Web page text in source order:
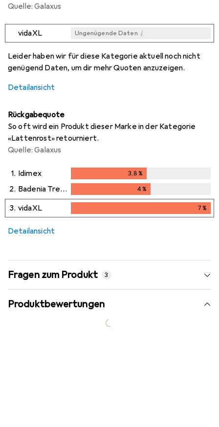
Quelle: Galaxus
vidaXL Ungenügende Daten i
Leider haben wir für diese Kategorie aktuell noch nicht
genügend Daten, um dir mehr Quoten anzuzeigen.
Detailansicht
Rückgabequote
So oft wird ein Produkt dieser Marke in der Kategorie
«Lattenrost» retourniert.
Quelle: Galaxus
1. Idimex 3,8%
2. Badenia Trendline 4%
3. vidaXL 7%
7%
Detailansicht
Fragen zum Produkt 3
Produktbewertungen